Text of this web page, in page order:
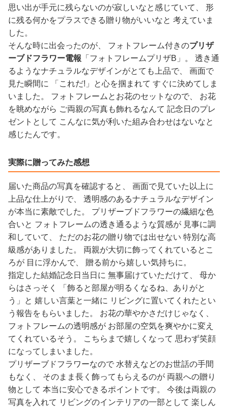
思い出が手元に残らないのが寂しいなと感じていて、 形
に残る何かをプラスできる贈り物がいいなと 考えていま
した。
そんな時に出会ったのが、 フォトフレーム付きのプリザ
ーブドフラワー電報 「フォトフレームプリザB」。 透き通
るようなナチュラルなデザインがとても上品で、 画面で
見た瞬間に 「これだ!」と心を掴まれて すぐに決めてしま
いました。 フォトフレームとお花のセットなので、 お花
を眺めながら ご両親の写真も飾れるなんて 記念日のプレ
ゼントとして こんなに気が利いた組み合わせはないなと
感じたんです。
実際に贈ってみた感想
届いた商品の写真を確認すると、 画面で見ていた以上に
上品な仕上がりで、 透明感のあるナチュラルなデザイン
が本当に素敵でした。 プリザーブドフラワーの繊細な色
合いと フォトフレームの透き通るような質感が 見事に調
和していて、 ただのお花の贈り物では出せない 特別な高
級感がありました。 両親が大切に飾ってくれているとこ
ろが 目に浮かんで、 贈る前から嬉しい気持ちに。
指定した結婚記念日当日に 無事届けていただけて、 母か
らはさっそく 「飾ると部屋が明るくなるね、ありがと
う」と 嬉しい言葉と一緒に リビングに置いてくれたとい
う報告をもらいました。 お花の華やかさだけじゃなく、
フォトフレームの透明感が お部屋の空気を爽やかに変え
てくれているそう。 こちらまで嬉しくなって 思わず笑顔
になってしまいました。
プリザーブドフラワーなので 水替えなどのお世話の手間
もなく、 そのまま長く飾ってもらえるのが 両親への贈り
物として 本当に安心できるポイントです。 今後は両親の
写真を入れて リビングのインテリアの一部として 楽しん